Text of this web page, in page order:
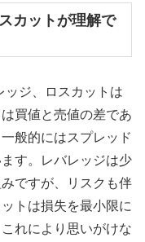
カットが理解で
ッジ、ロスカットは
買値と売値の差であ
般的にはスプレッド
す。レバレッジは少
ですが、リスクも伴
トは損失を最小限に
れにより思いがけな